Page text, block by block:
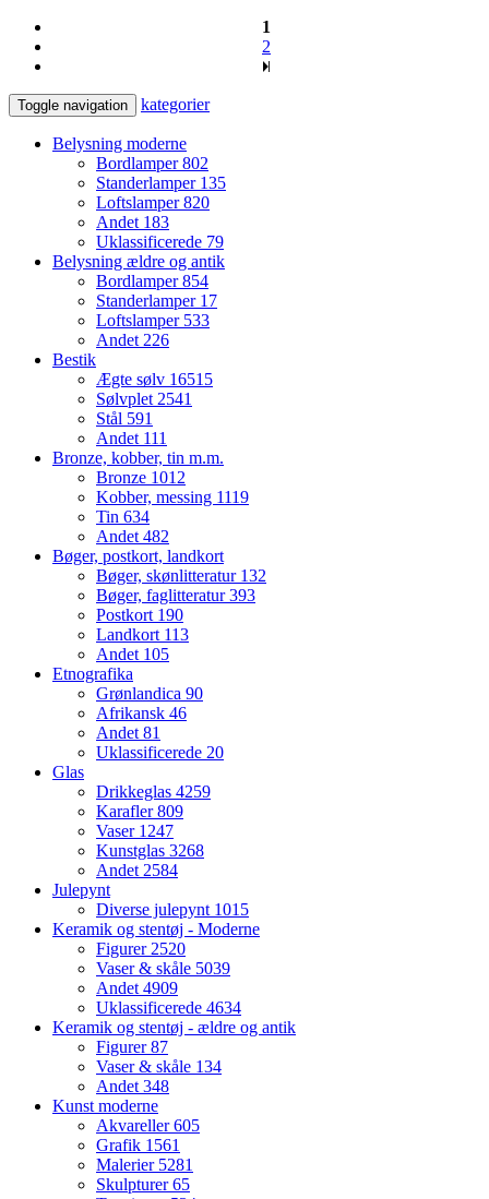
1
2
Toggle navigation kategorier
Belysning moderne
Bordlamper802
Standerlamper 135
Loftslamper820
Andet 183
Uklassificerede 79
Belysning ældre og antik
Bordlamper854
Standerlamper 17
Loftslamper 533
Andet 226
Bestik
Ægte sølv 16515
Sølvplet 2541
Stål 591
Andet 111
Bronze, kobber, tin m.m.
Bronze 1012
Kobber, messing 1119
Tin 634
Andet 482
Bøger, postkort, landkort
Bøger, skønlitteratur 132
Bøger, faglitteratur393
Postkort 190
Landkort 113
Andet 105
Etnografika
Grønlandica 90
Afrikansk 46
Andet 81
Uklassificerede 20
Glas
Drikkeglas 4259
Karafler809
Vaser 1247
Kunstglas 3268
Andet 2584
Julepynt
Diverse julepynt 1015
Keramik og stentøj - Moderne
Figurer 2520
Vaser & skåle 5039
Andet 4909
Uklassificerede 4634
Keramik og stentøj - ældre og antik
Figurer87
Vaser & skåle 134
Andet 348
Kunst moderne
Akvareller605
Grafik 1561
Malerier 5281
Skulpturer65